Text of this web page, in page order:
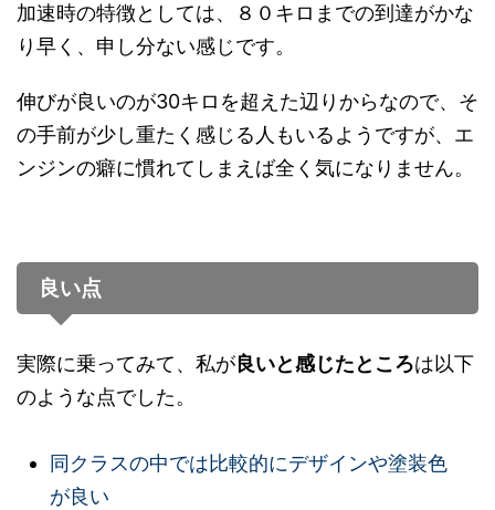
加速時の特徴としては、８０キロまでの到達がかな
り早く、申し分ない感じです。
伸びが良いのが30キロを超えた辺りからなので、そ
の手前が少し重たく感じる人もいるようですが、エ
ンジンの癖に慣れてしまえば全く気になりません。
良い点
実際に乗ってみて、私が良いと感じたところは以下
のような点でした。
同クラスの中では比較的にデザインや塗装色
が良い